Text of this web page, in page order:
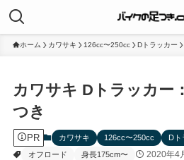
ホーム カワサキ 126cc〜250cc Dトラッカー
カワサキ Dトラッカー
つき
PR カワサキ 126cc〜250cc
Dト
オフロード
身長175cm〜 2020年4